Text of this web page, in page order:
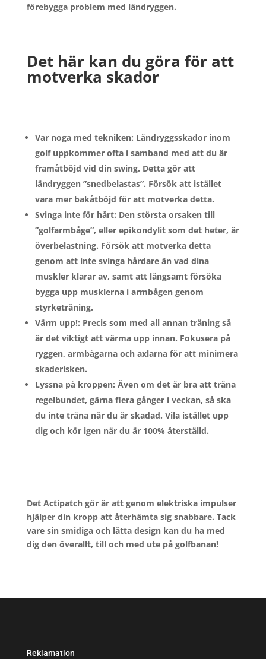
förebygga problem med ländryggen.
Det här kan du göra för att
motverka skador
Var noga med tekniken: Ländryggsskador inom
golf uppkommer ofta i samband med att du är
framåtböjd vid din swing. Detta gör att
ländryggen ”snedbelastas”. Försök att istället
vara mer bakåtböjd för att motverka detta.
Svinga inte för hårt: Den största orsaken till
”golfarmbåge”, eller epikondylit som det heter, är
överbelastning. Försök att motverka detta
genom att inte svinga hårdare än vad dina
muskler klarar av, samt att långsamt försöka
bygga upp musklerna i armbågen genom
styrketräning.
Värm upp!: Precis som med all annan träning så
är det viktigt att värma upp innan. Fokusera på
ryggen, armbågarna och axlarna för att minimera
skaderisken.
Lyssna på kroppen: Även om det är bra att träna
regelbundet, gärna flera gånger i veckan, så ska
du inte träna när du är skadad. Vila istället upp
dig och kör igen när du är 100% återställd.
Det Actipatch gör är att genom elektriska impulser
hjälper din kropp att återhämta sig snabbare. Tack
vare sin smidiga och lätta design kan du ha med
dig den överallt, till och med ute på golfbanan!
Reklamation